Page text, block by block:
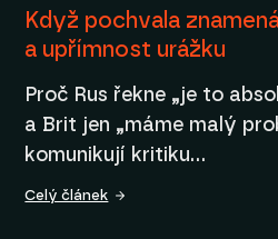
Když pochvala
a upřímnost urážku
Proč Rus řekne „je to
a Brit jen „máme malý
komunikují kritiku…
Celý článek